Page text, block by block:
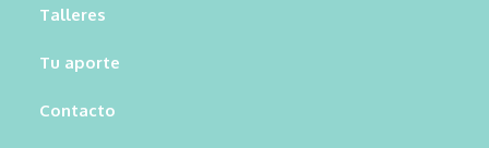
Talleres
Tu aporte
Contacto